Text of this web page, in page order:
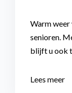
Warm
senioren.
blijft u ook
Lees meer